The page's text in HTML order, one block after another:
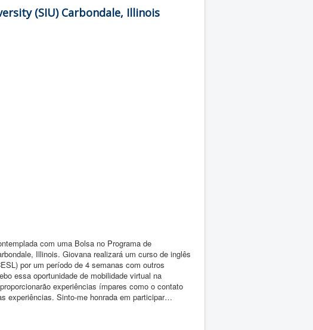
(SIU) Carbondale, Illinois
com uma Bolsa no Programa de
Illinois. Giovana realizará um curso de inglês
por um período de 4 semanas com outros
essa oportunidade de mobilidade virtual na
experiências ímpares como o contato
experiências. Sinto-me honrada em participar…